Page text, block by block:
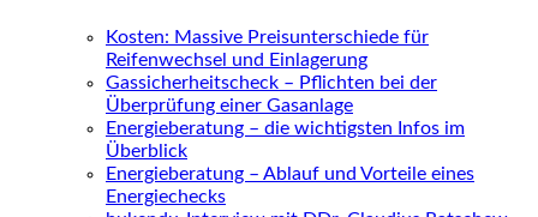
Kosten: Massive Preisunterschiede für
Reifenwechsel und Einlagerung
Gassicherheitscheck – Pflichten bei der
Überprüfung einer Gasanlage
Energieberatung – die wichtigsten Infos im
Überblick
Energieberatung – Ablauf und Vorteile eines
Energiechecks